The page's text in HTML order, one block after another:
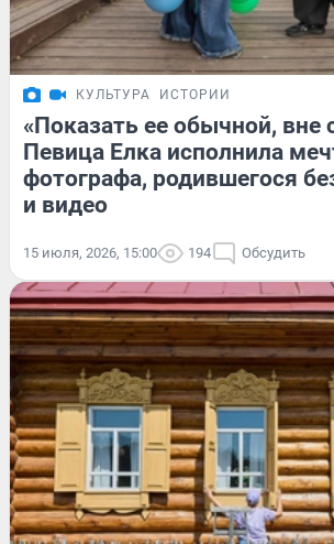
КУЛЬТУРА ИСТОРИИ
«Показать ее обычной, вне
Певица Елка исполнила
фотографа, родившегося
и видео
15 июля, 2026, 15:00 194 Обсудить